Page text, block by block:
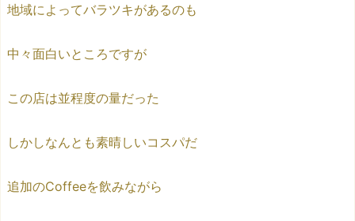
地域によってバラツキがあるのも
中々面白いところですが
この店は並程度の量だった
しかしなんとも素晴しいコスパだ
追加のCoffeeを飲みながら